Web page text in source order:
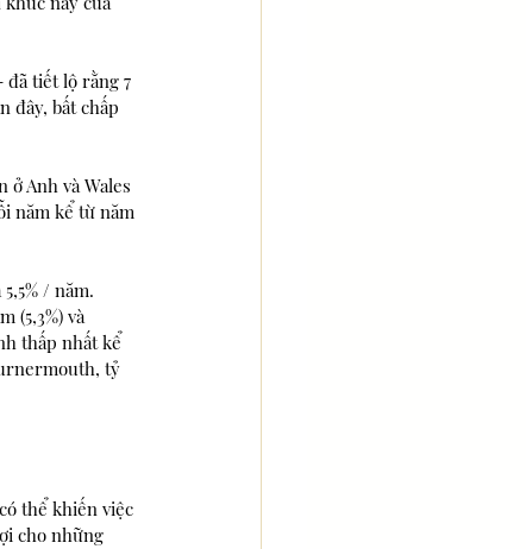
tiết lộ rằng 7
đây, bất chấp
Anh và Wales
năm kể từ năm
/ năm.
(5,3%) và
thấp nhất kể
tỷ
thể khiến việc
cho những